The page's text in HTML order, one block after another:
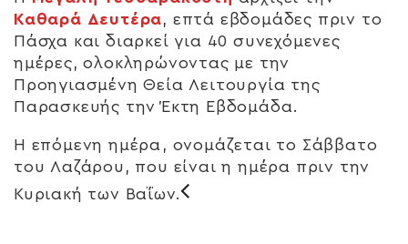
Καθαρά Δευτέρα, επτά εβδομάδες πριν το
Πάσχα και διαρκεί για 40 συνεχόμενες
ημέρες, ολοκληρώνοντας με την
Προηγιασμένη Θεία Λειτουργία της
Παρασκευής την Έκτη Εβδομάδα.
Η επόμενη ημέρα, ονομάζεται το Σάββατο
του Λαζάρου, που είναι η ημέρα πριν την
Κυριακή των Βαΐων.